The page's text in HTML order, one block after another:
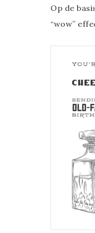
Op de
“wow”